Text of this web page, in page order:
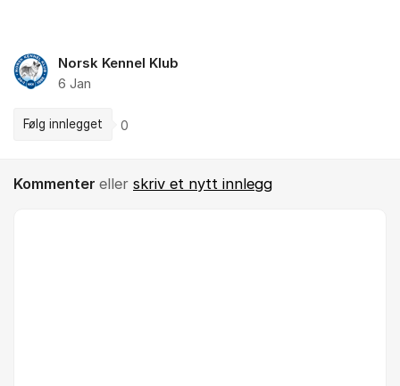
Norsk Kennel Klub
6 Jan
Følg innlegget 0
Kommenter eller skriv et nytt innlegg